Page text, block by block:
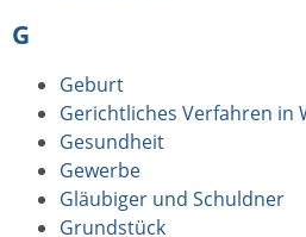
G
Geburt
Gerichtliches Verfahren in
Gesundheit
Gewerbe
Gläubiger und Schuldner
Grundstück